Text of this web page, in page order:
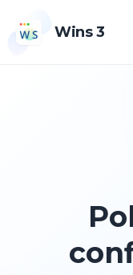
Wins 3